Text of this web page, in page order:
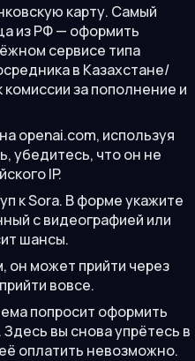
карту. Самый
из РФ — оформить
сервисе типа
в Казахстане/
комиссии за пополнение и
openai.com, используя
убедитесь, что он не
IP.
к Sora. В форме укажите
с видеографией или
шансы.
он может прийти через
вовсе.
попросит оформить
вы снова упрётесь в
оплатить невозможно.